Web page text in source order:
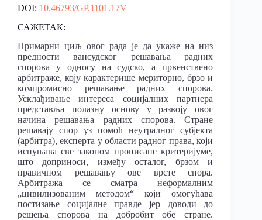
DOI: 10.46793/GP.1101.17V
САЖЕТАК:
Примарни циљ овог рада је да укаже на низ
предности вансудског решавања радних
спорова у односу на судско, а првенствено
арбитраже, коју карактерише мериторно, брзо и
компромисно решавање радних спорова.
Усклађивање интереса социјалних партнера
представља полазну основу у развоју овог
начина решавања радних спорова. Стране
решавају спор уз помоћ неутралног субјекта
(арбитра), експерта у области радног права, који
испуњава све законом прописане критеријуме,
што доприноси, између осталог, брзом и
правичном решавању ове врсте спора.
Арбитража се сматра неформалним
„цивилизованим методом“ који омогућава
постизање социјалне правде јер доводи до
решења спорова на добробит обе стране.